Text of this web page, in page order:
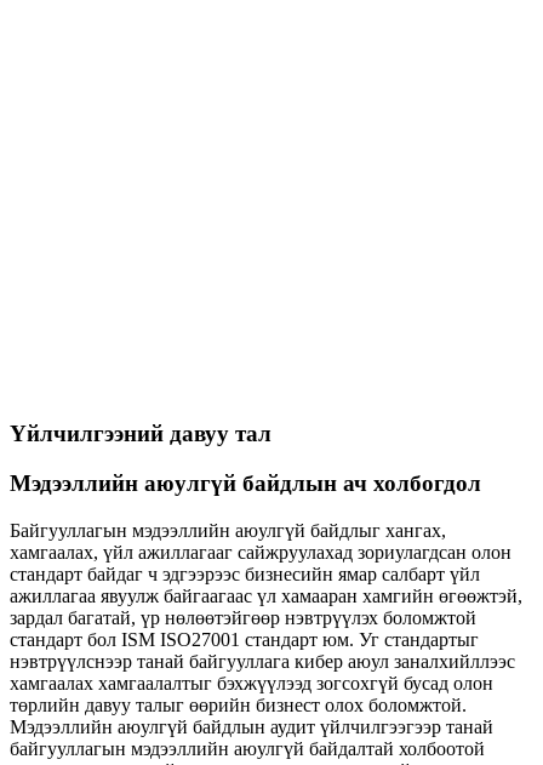
Үйлчилгээний давуу тал
Мэдээллийн аюулгүй байдлын ач холбогдол
Байгууллагын мэдээллийн аюулгүй байдлыг хангах,
хамгаалах, үйл ажиллагааг сайжруулахад зориулагдсан олон
стандарт байдаг ч эдгээрээс бизнесийн ямар салбарт үйл
ажиллагаа явуулж байгаагаас үл хамааран хамгийн өгөөжтэй,
зардал багатай, үр нөлөөтэйгөөр нэвтрүүлэх боломжтой
стандарт бол ISM ISO27001 стандарт юм. Уг стандартыг
нэвтрүүлснээр танай байгууллага кибер аюул заналхийллээс
хамгаалах хамгаалалтыг бэхжүүлээд зогсохгүй бусад олон
төрлийн давуу талыг өөрийн бизнест олох боломжтой.
Мэдээллийн аюулгүй байдлын аудит үйлчилгээгээр танай
байгууллагын мэдээллийн аюулгүй байдалтай холбоотой